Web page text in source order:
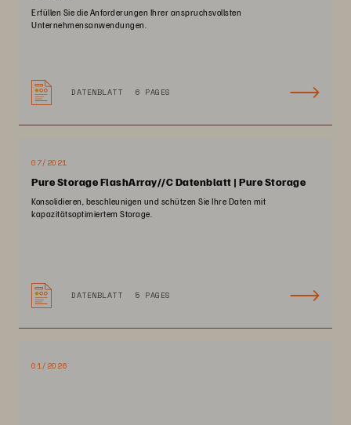
Erfüllen Sie die Anforderungen Ihrer anspruchsvollsten
Unternehmensanwendungen.
DATENBLATT 6 PAGES
07/2021
Pure Storage FlashArray//C Datenblatt | Pure Storage
Konsolidieren, beschleunigen und schützen Sie Ihre Daten mit
kapazitätsoptimiertem Storage.
DATENBLATT 5 PAGES
01/2026